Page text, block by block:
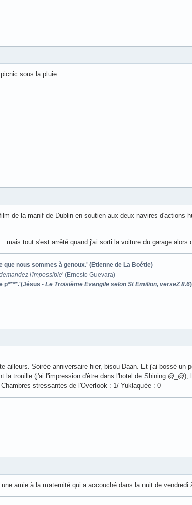
sous la pluie
de la manif de Dublin en soutien aux deux navires d'actions
mais tout s'est arrêté quand j'ai sorti la voiture du garage alors
que nous sommes à genoux.' (Etienne de La Boétie)
l'impossible' (Ernesto Guevara)
p****.'(Jésus - Le Troisième Evangile selon St Emilion, verseZ 8.6)
ailleurs. Soirée anniversaire hier, bisou Daan. Et j'ai bossé un
la trouille (j'ai l'impression d'être dans l'hotel de Shining
stressantes de l'Overlook : 1/ Yuklaquée : 0
amie à la maternité qui a accouché dans la nuit de vendredi